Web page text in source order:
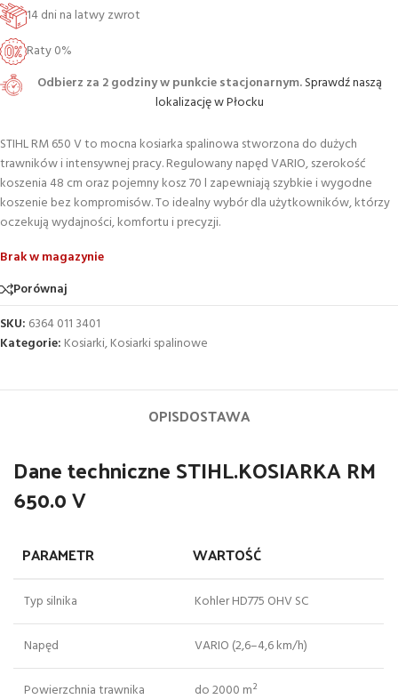
14 dni na latwy zwrot
Raty 0%
Odbierz za 2 godziny w punkcie stacjonarnym.Sprawdź naszą
lokalizację w Płocku
STIHL RM 650 V to mocna kosiarka spalinowa stworzona do dużych
trawników i intensywnej pracy. Regulowany napęd VARIO, szerokość
koszenia 48 cm oraz pojemny kosz 70 l zapewniają szybkie i wygodne
koszenie bez kompromisów. To idealny wybór dla użytkowników, którzy
oczekują wydajności, komfortu i precyzji.
Brak w magazynie
Porównaj
SKU: 6364 011 3401
Kategorie: Kosiarki,Kosiarki spalinowe
OPISDOSTAWA
Dane techniczne STIHL.KOSIARKA RM
650.0 V
PARAMETR WARTOŚĆ
Typ silnika Kohler HD775 OHV SC
Napęd VARIO (2,6–4,6 km/h)
Powierzchnia trawnika do 2000 m²